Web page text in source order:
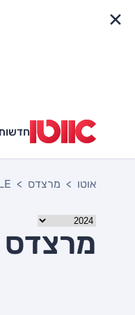
אוטו מרצדס
מרצדס CLE 2024 יד שניה